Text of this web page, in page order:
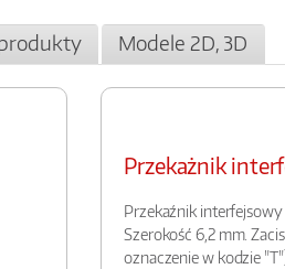
Modele 2D, 3D
Przekażnik
Przekaźnik
Szerokość 6,2 mm.
oznaczenie w kodzie